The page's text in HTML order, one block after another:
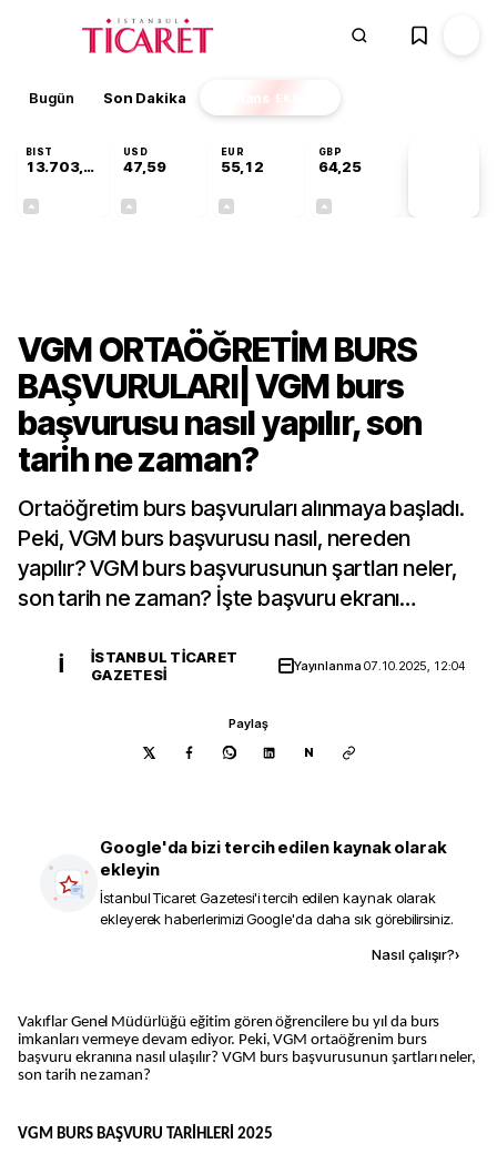
Bugün Son Dakika Finans EKSTRA
BIST
13.703,13
USD
47,59
EUR
55,12
GBP
64,25
VGM ORTAÖĞRETİM BURS
BAŞVURULARI| VGM burs
başvurusu nasıl yapılır, son
tarih ne zaman?
Ortaöğretim burs başvuruları alınmaya başladı.
Peki, VGM burs başvurusu nasıl, nereden
yapılır? VGM burs başvurusunun şartları neler,
son tarih ne zaman? İşte başvuru ekranı…
İ
İSTANBUL TICARET
GAZETESI
Yayınlanma07.10.2025, 12:04
Paylaş
N
Google'da bizi tercih edilen kaynak olarak
ekleyin
İstanbul Ticaret Gazetesi'i tercih edilen kaynak olarak
ekleyerek haberlerimizi Google'da daha sık görebilirsiniz.
Nasıl çalışır?›
Vakıflar Genel Müdürlüğü eğitim gören öğrencilere bu yıl da burs
imkanları vermeye devam ediyor. Peki, VGM ortaöğrenim burs
başvuru ekranına nasıl ulaşılır? VGM burs başvurusunun şartları neler,
son tarih ne zaman?
VGM BURS BAŞVURU TARİHLERİ 2025